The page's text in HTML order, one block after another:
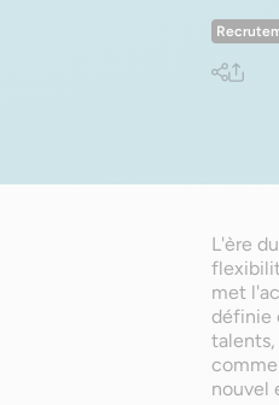
L'ère
met
définie
nouvel